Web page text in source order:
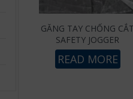
GĂNG TAY CHỐNG CẮT
SAFETY JOGGER
READ MORE